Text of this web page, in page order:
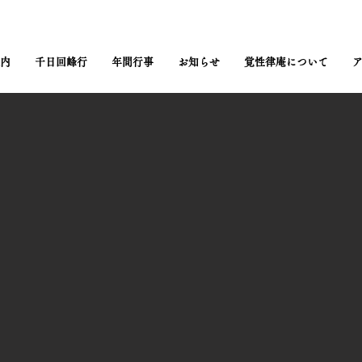
千日回峰行 年間行事 お知らせ 覚性律庵について